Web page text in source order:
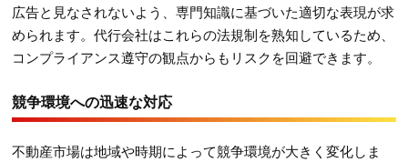
広告と見なされないよう、専門知識に基づいた適切な表現が求
められます。代行会社はこれらの法規制を熟知しているため、
コンプライアンス遵守の観点からもリスクを回避できます。
競争環境への迅速な対応
不動産市場は地域や時期によって競争環境が大きく変化しま